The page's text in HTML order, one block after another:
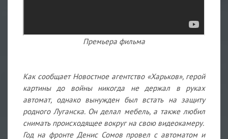
Премьера фильма
Как сообщает Новостное агентство «Харьков», герой
картины до войны никогда не держал в руках
автомат, однако вынужден был встать на защиту
родного Луганска. Он делал мебель, а также любил
снимать происходящее вокруг на свою видеокамеру.
Год на фронте Денис Сомов провел с автоматом и